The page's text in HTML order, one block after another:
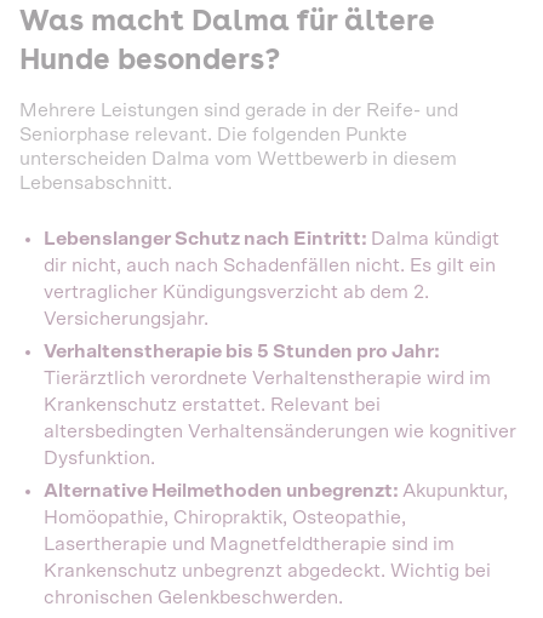
Was macht Dalma für ältere
Hunde besonders?
Mehrere Leistungen sind gerade in der Reife- und
Seniorphase relevant. Die folgenden Punkte
unterscheiden Dalma vom Wettbewerb in diesem
Lebensabschnitt.
Lebenslanger Schutz nach Eintritt: Dalma kündigt
dir nicht, auch nach Schadenfällen nicht. Es gilt ein
vertraglicher Kündigungsverzicht ab dem 2.
Versicherungsjahr.
Verhaltenstherapie bis 5 Stunden pro Jahr:
Tierärztlich verordnete Verhaltenstherapie wird im
Krankenschutz erstattet. Relevant bei
altersbedingten Verhaltensänderungen wie kognitiver
Dysfunktion.
Alternative Heilmethoden unbegrenzt: Akupunktur,
Homöopathie, Chiropraktik, Osteopathie,
Lasertherapie und Magnetfeldtherapie sind im
Krankenschutz unbegrenzt abgedeckt. Wichtig bei
chronischen Gelenkbeschwerden.